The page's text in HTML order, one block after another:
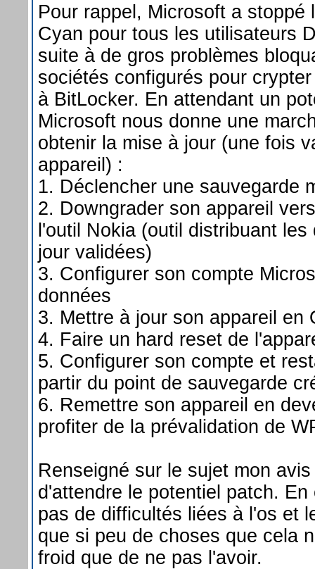
Pour rappel, Microsoft a stoppé
Cyan pour tous les utilisateurs
suite à de gros problèmes
sociétés configurés pour
à BitLocker. En attendant un
Microsoft nous donne une
obtenir la mise à jour (une fois
appareil) :
1. Déclencher une sauvegarde
2. Downgrader son appareil
l'outil Nokia (outil distribuant
jour validées)
3. Configurer son compte
données
3. Mettre à jour son appareil en
4. Faire un hard reset de
5. Configurer son compte et
partir du point de sauvegarde
6. Remettre son appareil en
profiter de la prévalidation de
Renseigné sur le sujet mon
d'attendre le potentiel patch.
pas de difficultés liées à l'os et
que si peu de choses que cela
froid que de ne pas l'avoir.